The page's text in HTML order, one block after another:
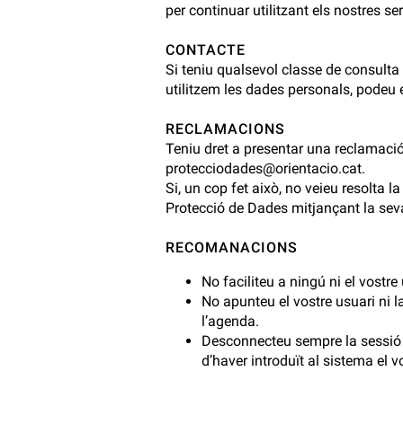
per continuar utilitzant els nostres
CONTACTE
Si teniu qualsevol classe de
utilitzem les dades personals,
RECLAMACIONS
Teniu dret a presentar una
protecciodades@orientacio.cat.
Si, un cop fet això, no veieu resolta
Protecció de Dades mitjançant la
RECOMANACIONS
No faciliteu a ningú ni el
No apunteu el vostre usuari ni
l’agenda.
Desconnecteu sempre la
d’haver introduït al sistema el